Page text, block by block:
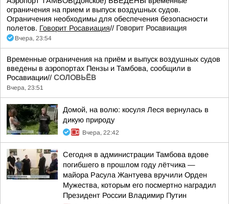
ограничения на прием и выпуск воздушных судов.
Ограничения необходимы для обеспечения безопасности
полетов. Говорит Росавиация// Говорит Росавиация
Вчера, 23:54
Временные ограничения на приём и выпуск воздушных судов
введены в аэропортах Пензы и Тамбова, сообщили в
Росавиации// СОЛОВЬЁВ
Вчера, 23:51
Домой, на волю: косуля Леся вернулась в
дикую природу
Вчера, 22:42
Сегодня в администрации Тамбова вдове
погибшего в прошлом году лётчика —
майора Расула Жантуева вручили Орден
Мужества, которым его посмертно наградил
Президент России Владимир Путин